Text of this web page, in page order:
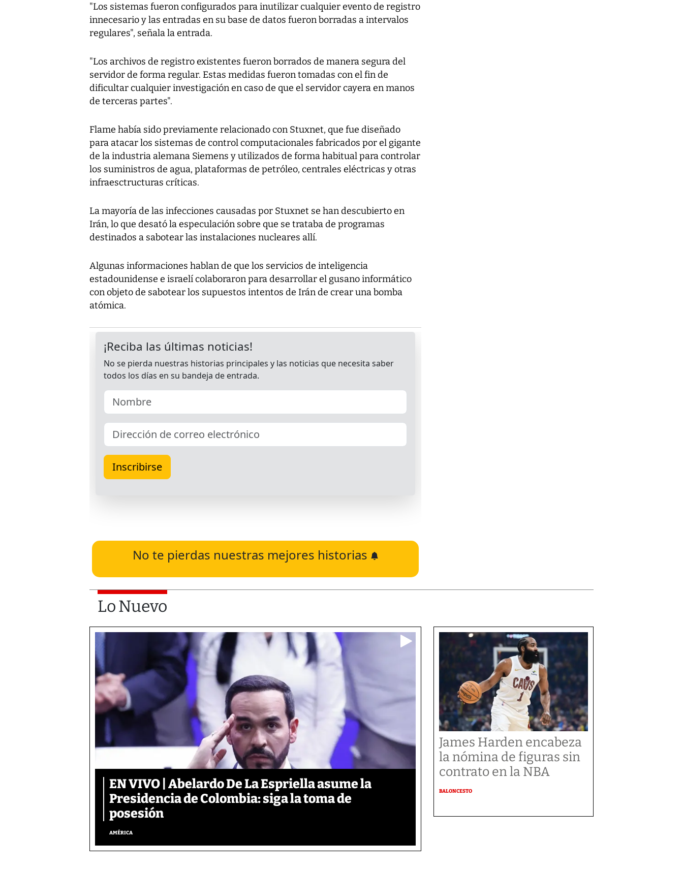
"Los sistemas fueron configurados para inutilizar cualquier evento de registro
innecesario y las entradas en su base de datos fueron borradas a intervalos
regulares", señala la entrada.
"Los archivos de registro existentes fueron borrados de manera segura del
servidor de forma regular. Estas medidas fueron tomadas con el fin de
dificultar cualquier investigación en caso de que el servidor cayera en manos
de terceras partes".
Flame había sido previamente relacionado con Stuxnet, que fue diseñado
para atacar los sistemas de control computacionales fabricados por el gigante
de la industria alemana Siemens y utilizados de forma habitual para controlar
los suministros de agua, plataformas de petróleo, centrales eléctricas y otras
infraesctructuras críticas.
La mayoría de las infecciones causadas por Stuxnet se han descubierto en
Irán, lo que desató la especulación sobre que se trataba de programas
destinados a sabotear las instalaciones nucleares allí.
Algunas informaciones hablan de que los servicios de inteligencia
estadounidense e israelí colaboraron para desarrollar el gusano informático
con objeto de sabotear los supuestos intentos de Irán de crear una bomba
atómica.
No te pierdas nuestras mejores historias
Lo Nuevo
EN VIVO | Abelardo De La Espriella asume la
Presidencia de Colombia: siga la toma de
posesión
AMÉRICA
James Harden encabeza
la nómina de figuras sin
contrato en la NBA
BALONCESTO